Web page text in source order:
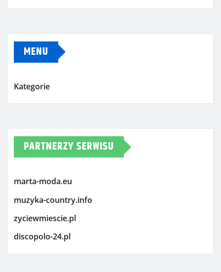
MENU
Kategorie
PARTNERZY SERWISU
marta-moda.eu
muzyka-country.info
zyciewmiescie.pl
discopolo-24.pl